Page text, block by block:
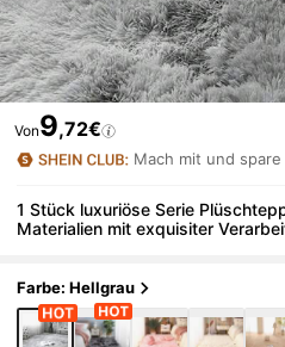
Von9,72€
Mach mit und
1 Stück luxuriöse Serie
Materialien mit exquisiter
e Wohnumgebung
Farbe: Hellgrau